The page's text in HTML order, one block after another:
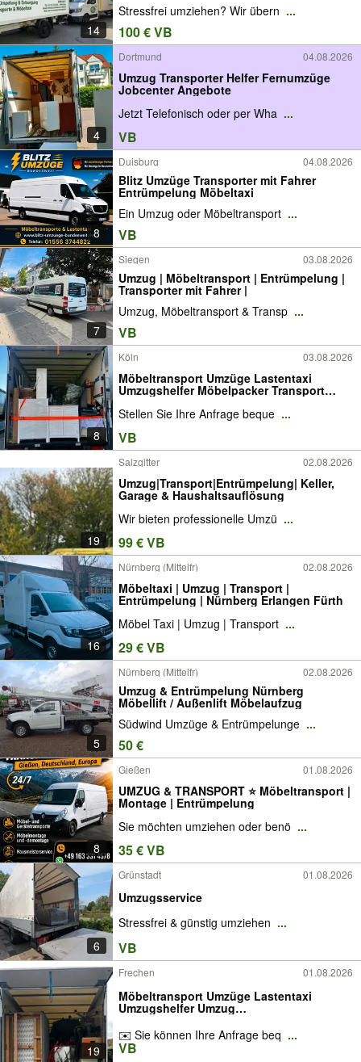
14
Stressfrei umziehen? Wir übern ...
100 € VB
4
Dortmund 04.08.2026
Umzug Transporter Helfer Fernumzüge
Jobcenter Angebote
Jetzt Telefonisch oder per Wha ...
VB
8
Duisburg 04.08.2026
Blitz Umzüge Transporter mit Fahrer
Entrümpelung Möbeltaxi
Ein Umzug oder Möbeltransport ...
VB
7
Siegen 03.08.2026
Umzug | Möbeltransport | Entrümpelung |
Transporter mit Fahrer |
Umzug, Möbeltransport & Transp ...
VB
8
Köln 03.08.2026
Möbeltransport Umzüge Lastentaxi
Umzugshelfer Möbelpacker Transport
Umzug LKW Möbelmontage
Kleintransporte Umzugsunternehmen
Entrümpelung Taxi Wohnungsumzug
Entsorgung Möbel Umzugsservice
Privatumzug
Stellen Sie Ihre Anfrage beque ...
VB
19
Salzgitter 02.08.2026
Umzug|Transport|Entrümpelung| Keller,
Garage & Haushaltsauflösung
Wir bieten professionelle Umzü ...
99 € VB
16
Nürnberg (Mittelfr) 02.08.2026
Möbeltaxi | Umzug | Transport |
Entrümpelung | Nürnberg Erlangen Fürth
Möbel Taxi | Umzug | Transport ...
29 € VB
5
Nürnberg (Mittelfr) 02.08.2026
Umzug & Entrümpelung Nürnberg
Möbellift / Außenlift Möbelaufzug
Südwind Umzüge & Entrümpelunge ...
50 €
8
Gießen 01.08.2026
UMZUG & TRANSPORT ⭐ Möbeltransport |
Montage | Entrümpelung
Sie möchten umziehen oder benö ...
35 € VB
6
Grünstadt 01.08.2026
Umzugsservice
Stressfrei & günstig umziehen ...
VB
19
Frechen 01.08.2026
Möbeltransport Umzüge Lastentaxi
Umzugshelfer Umzug
Transport Möbelpacker Kleintransporte
Privatumzug Umzugsservice
Möbelmontage Wohnungsumzug
✉️ Sie können Ihre Anfrage beq ...
VB